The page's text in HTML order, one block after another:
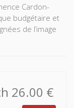
Cardon-
budgétaire et
de l’image
26.00 €